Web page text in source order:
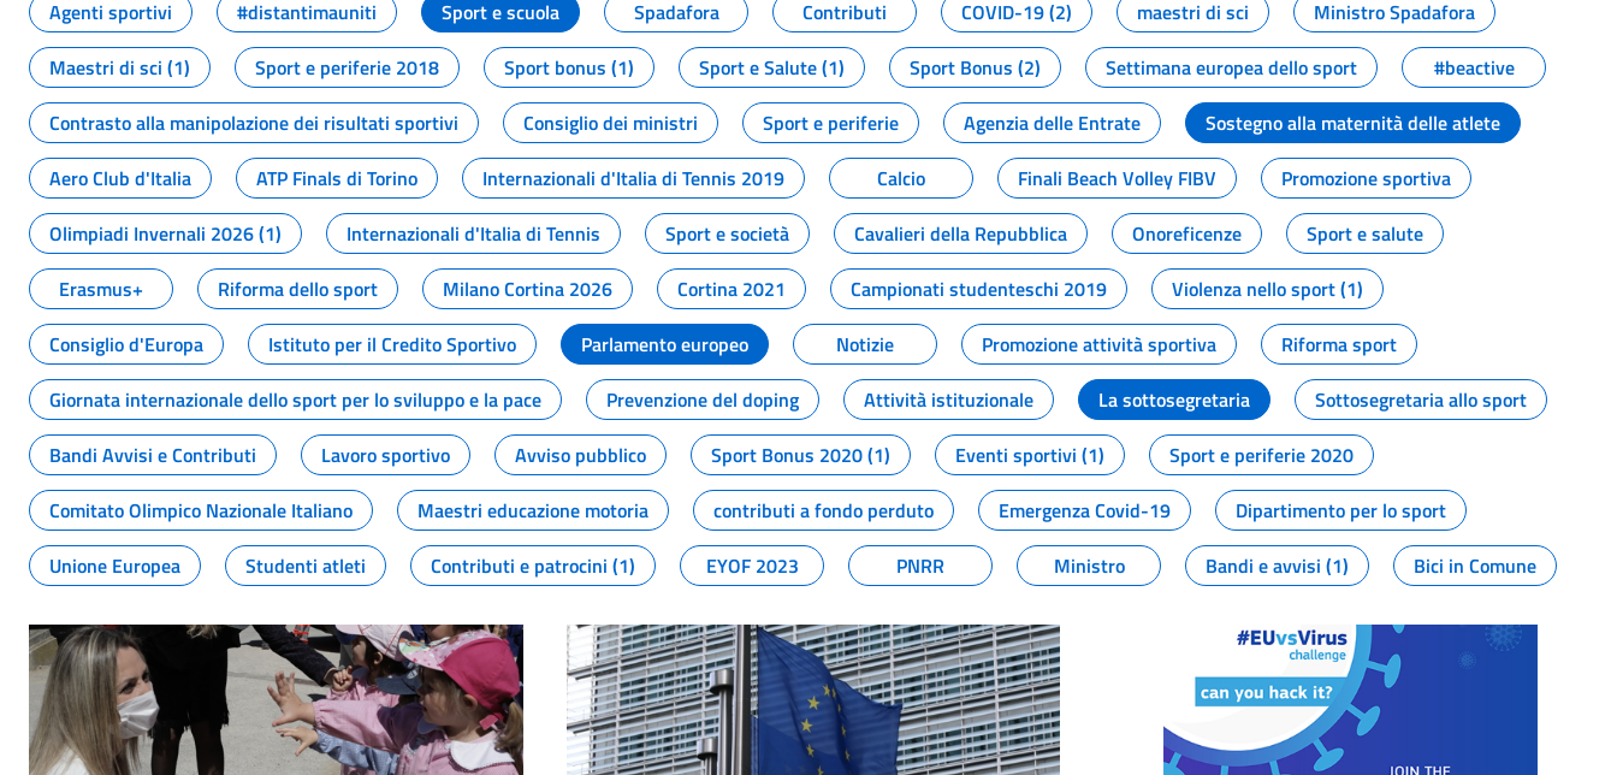
Agenti sportivi
#distantimauniti Sport e scuola Spadafora Contributi COVID-19 (2) maestri di sci
Ministro Spadafora
Maestri di sci (1)
Sport e periferie 2018 Sport bonus (1) Sport e Salute (1) Sport Bonus (2) Settimana europea dello sport
#beactive
Contrasto alla manipolazione dei risultati sportivi
Consiglio dei ministri Sport e periferie Agenzia delle Entrate
Sostegno alla maternità delle atlete
Aero Club d'Italia
ATP Finals di Torino Internazionali d'Italia di Tennis 2019 Calcio Finali Beach Volley FIBV
Promozione sportiva
Olimpiadi Invernali 2026 (1)
Internazionali d'Italia di Tennis Sport e società Cavalieri della Repubblica Onoreficenze
Sport e salute
Erasmus+
Riforma dello sport Milano Cortina 2026 Cortina 2021 Campionati studenteschi 2019
Violenza nello sport (1)
Consiglio d'Europa
Istituto per il Credito Sportivo Parlamento europeo Notizie Promozione attività sportiva
Riforma sport
Giornata internazionale dello sport per lo sviluppo e la pace
Prevenzione del doping Attività istituzionale La sottosegretaria
Sottosegretaria allo sport
Bandi Avvisi e Contributi
Lavoro sportivo Avviso pubblico Sport Bonus 2020 (1) Eventi sportivi (1)
Sport e periferie 2020
Comitato Olimpico Nazionale Italiano
Maestri educazione motoria contributi a fondo perduto Emergenza Covid-19
Dipartimento per lo sport
Unione Europea
Studenti atleti Contributi e patrocini (1) EYOF 2023 PNRR Ministro Bandi e avvisi (1) Bici in Comune